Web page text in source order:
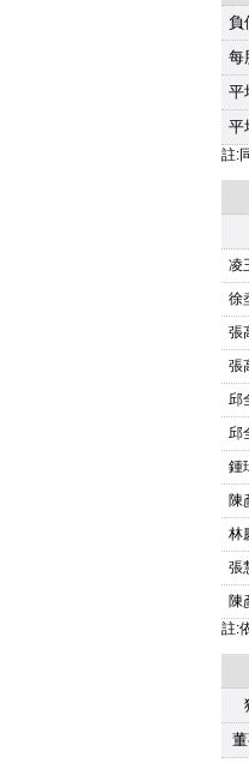
負
每
平
平
註:
凌
徐
張
張
邱
邱
鍾
陳
林
張
陳
註: